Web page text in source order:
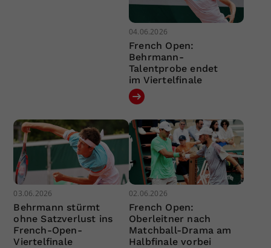
04.06.2026
French Open:
Behrmann-
Talentprobe endet
im Viertelfinale
03.06.2026
Behrmann stürmt
ohne Satzverlust ins
French-Open-
Viertelfinale
02.06.2026
French Open:
Oberleitner nach
Matchball-Drama am
Halbfinale vorbei